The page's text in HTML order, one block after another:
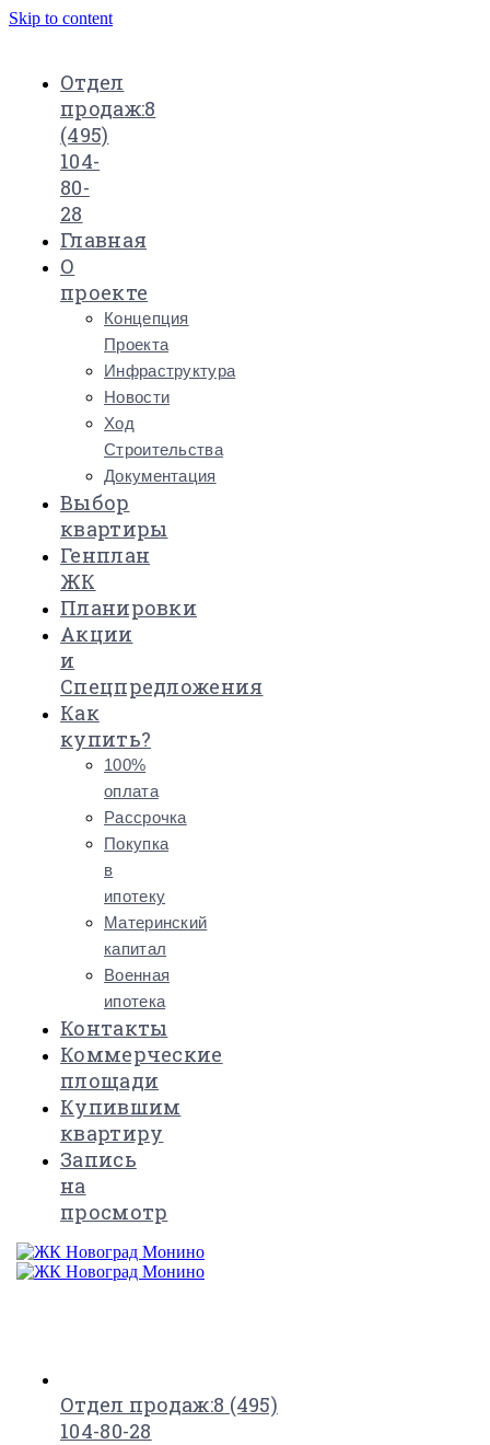
Skip to content
Отдел
продаж:8
(495)
104-
80-
28
Главная
О
проекте
Концепция
Проекта
Инфраструктура
Новости
Ход
Строительства
Документация
Выбор
квартиры
Генплан
ЖК
Планировки
Акции
и
Спецпредложения
Как
купить?
100%
оплата
Рассрочка
Покупка
в
ипотеку
Материнский
капитал
Военная
ипотека
Контакты
Коммерческие
площади
Купившим
квартиру
Запись
на
просмотр
Отдел продаж:8 (495)
104-80-28